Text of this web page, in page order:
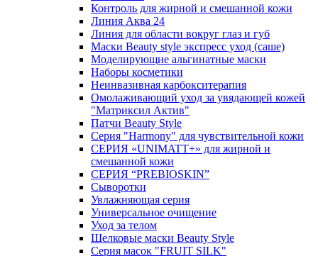
Контроль для жирной и смешанной кожи
Линия Аква 24
Линия для области вокруг глаз и губ
Маски Beauty style экспресс уход (саше)
Моделирующие альгинатные маски
Наборы косметики
Неинвазивная карбокситерапия
Омолаживающий уход за увядающей кожей
"Матриксил Актив"
Патчи Beauty Style
Серия "Harmony" для чувствительной кожи
СЕРИЯ «UNIMATT+» для жирной и
смешанной кожи
СЕРИЯ “PREBIOSKIN”
Сыворотки
Увлажняющая серия
Универсальное очищение
Уход за телом
Шелковые маски Beauty Style
Серия масок "FRUIT SILK"